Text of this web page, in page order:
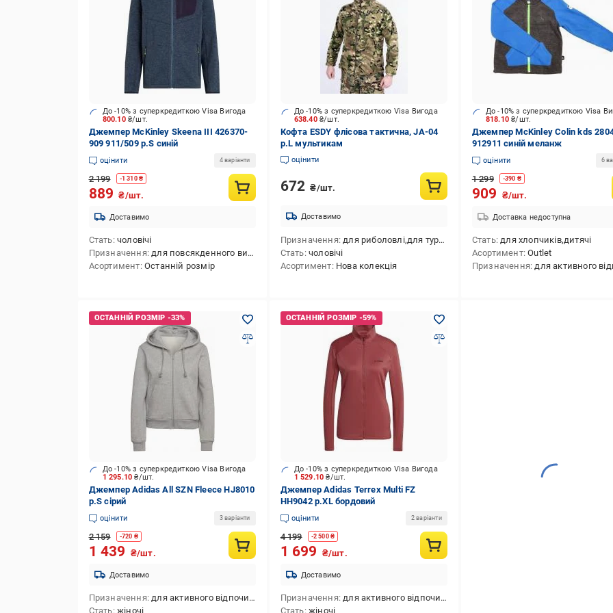
800.10 ₴/шт.
До -10% з суперкредиткою Visa Вигода
Джемпер McKinley Skeena III 426370-
909 911/509 р.S синій
оцінити 4 варіанти
2 199 -1 310₴
889 ₴/шт.
Доставимо
Стать чоловічі
Призначення для повсякденного використання
Асортимент Останній розмір
638.40₴/шт.
До -10% з суперкредиткою Visa Вигода
Кофта ESDY флісова тактична, JA-04
р.L мультикам
оцінити
672 ₴/шт.
Доставимо
Призначення для риболовлі,для туризму,тактичний,для мисливства,для військових
Стать чоловічі
Асортимент Нова колекція
818.10₴/шт.
До -10% з суперкредиткою Visa
Джемпер McKinley Colin kds
912911 синій меланж
оцінити 6
1 299 -390 ₴
909 ₴/шт.
Доставка недоступна
Стать для хлопчиків,дитячі
Асортимент Outlet
Призначення для активного відпочинку,для лижного спорту,для сноубордингу,для
1 295.10₴/шт.
До -10% з суперкредиткою Visa Вигода
Джемпер Adidas All SZN Fleece HJ8010
р.S сірий
оцінити 3 варіанти
2 159 -720 ₴
1 439 ₴/шт.
Доставимо
Призначення для активного відпочинку,для повсякденного використання
Стать жіночі
1 529.10₴/шт.
До -10% з суперкредиткою Visa Вигода
Джемпер Adidas Terrex Multi FZ
HH9042 р.XL бордовий
оцінити 2 варіанти
4 199 -2 500₴
1 699 ₴/шт.
Доставимо
Призначення для активного відпочинку,для повсякденного використання
Стать жіночі